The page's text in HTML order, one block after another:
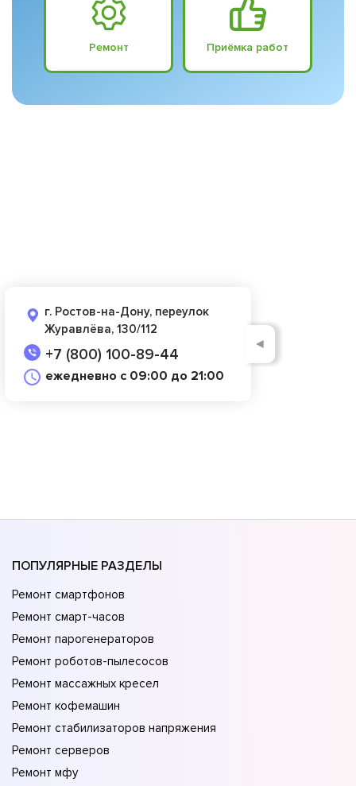
Ремонт Приёмка работ
г. Ростов-на-Дону, переулок
Журавлёва, 130/112
+7 (800) 100-89-44
ежедневно с 09:00 до 21:00
◄
ПОПУЛЯРНЫЕ РАЗДЕЛЫ
Ремонт смартфонов
Ремонт смарт-часов
Ремонт парогенераторов
Ремонт роботов-пылесосов
Ремонт массажных кресел
Ремонт кофемашин
Ремонт стабилизаторов напряжения
Ремонт серверов
Ремонт мфу